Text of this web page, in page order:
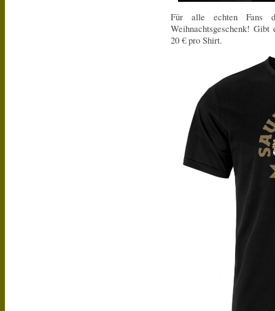
Für alle echten Fans
Weihnachtsgeschenk!
20 € pro Shirt.